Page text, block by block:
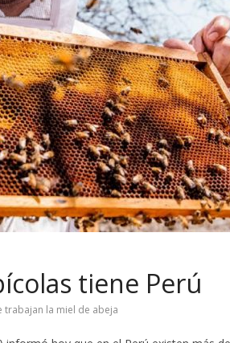
tiene Perú
trabajan la miel de abeja